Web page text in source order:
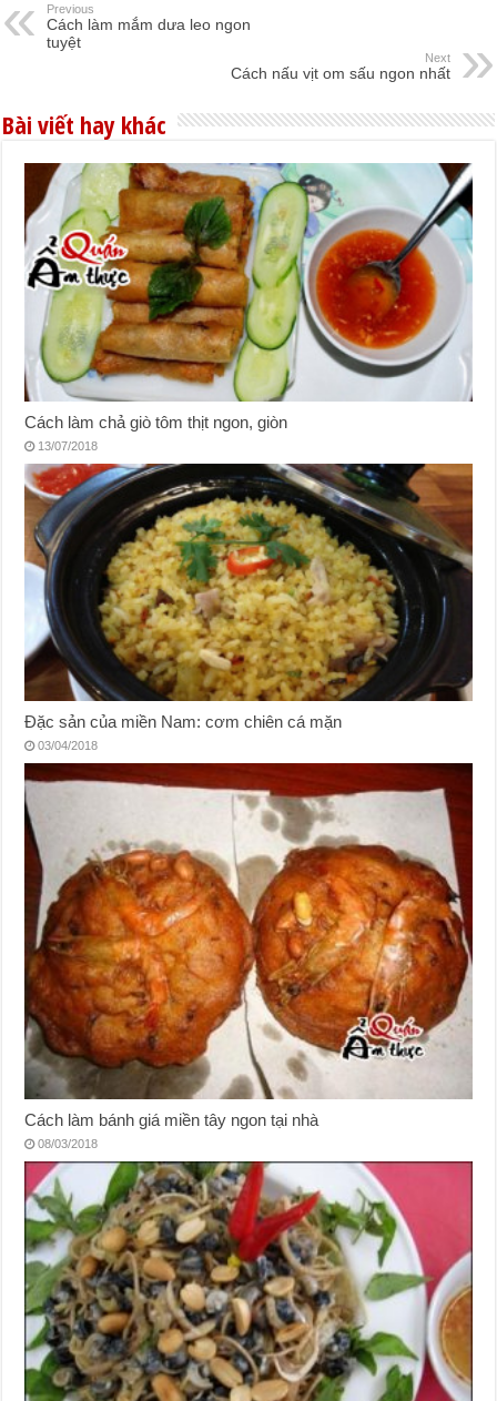
Previous
Cách làm mắm dưa leo ngon
tuyệt
Next
Cách nấu vịt om sấu ngon nhất
Bài viết hay khác
Cách làm chả giò tôm thịt ngon, giòn
13/07/2018
Đặc sản của miền Nam: cơm chiên cá mặn
03/04/2018
Cách làm bánh giá miền tây ngon tại nhà
08/03/2018